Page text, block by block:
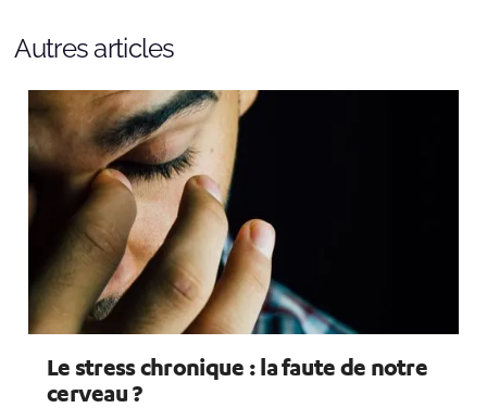
Autres articles
Le stress chronique : la faute de notre
cerveau ?